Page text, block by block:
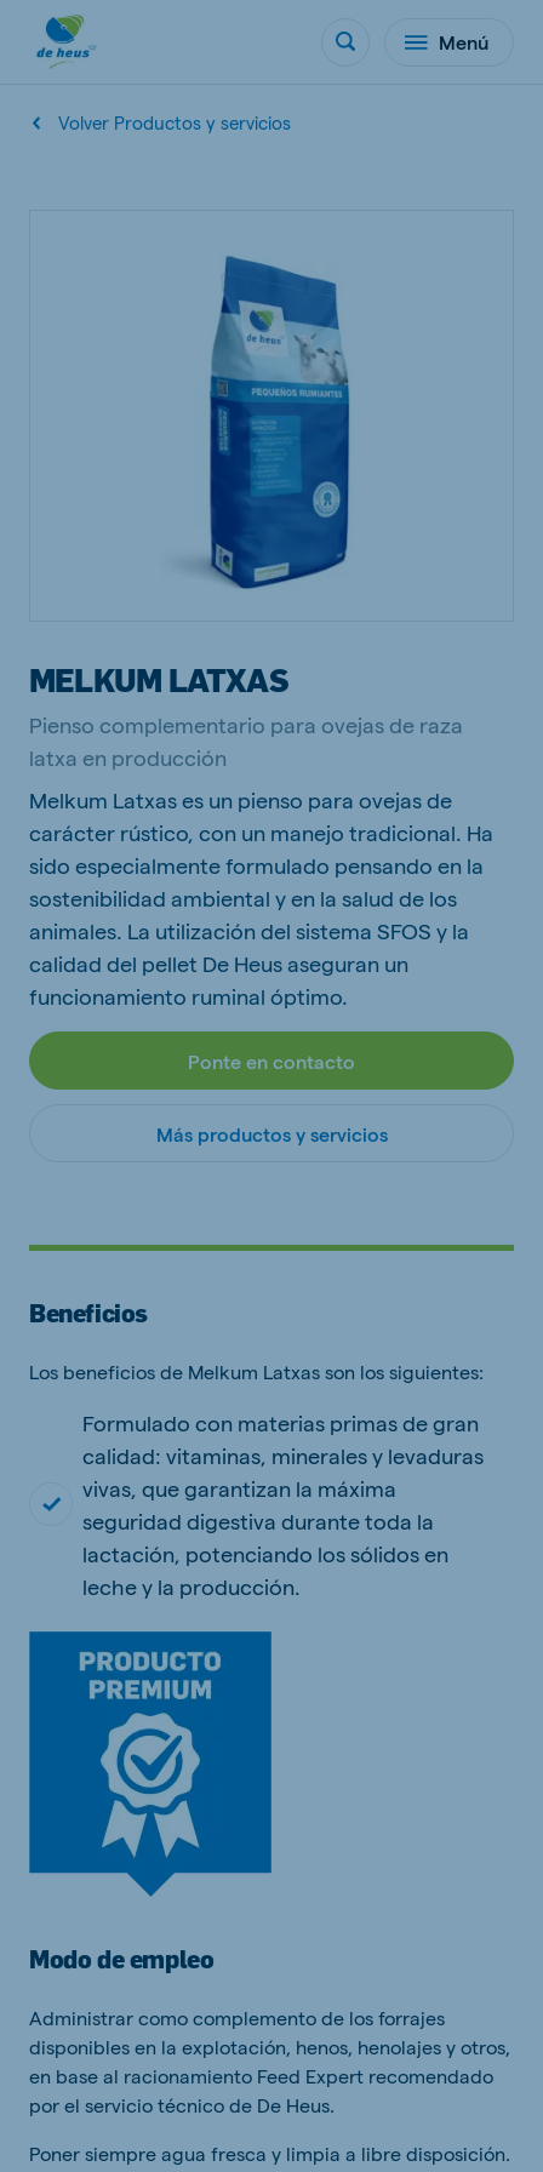
Menú
Volver Productos y servicios
MELKUM LATXAS
Pienso complementario para ovejas de raza
latxa en producción
Melkum Latxas es un pienso para ovejas de
carácter rústico, con un manejo tradicional. Ha
sido especialmente formulado pensando en la
sostenibilidad ambiental y en la salud de los
animales. La utilización del sistema SFOS y la
calidad del pellet De Heus aseguran un
funcionamiento ruminal óptimo.
Ponte en contacto
Más productos y servicios
Beneficios
Los beneficios de Melkum Latxas son los siguientes:
Formulado con materias primas de gran
calidad: vitaminas, minerales y levaduras
vivas, que garantizan la máxima
seguridad digestiva durante toda la
lactación, potenciando los sólidos en
leche y la producción.
Modo de empleo
Administrar como complemento de los forrajes
disponibles en la explotación, henos, henolajes y otros,
en base al racionamiento Feed Expert recomendado
por el servicio técnico de De Heus.
Poner siempre agua fresca y limpia a libre disposición.